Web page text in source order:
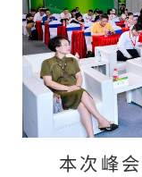
本次峰